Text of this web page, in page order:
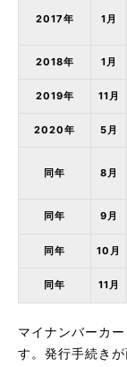
2017年 1月
2018年 1月
2019年 11月
2020年 5月
同年 8月
同年 9月
同年 10月
同年 11月
マイナンバーカ
す。発行手続き